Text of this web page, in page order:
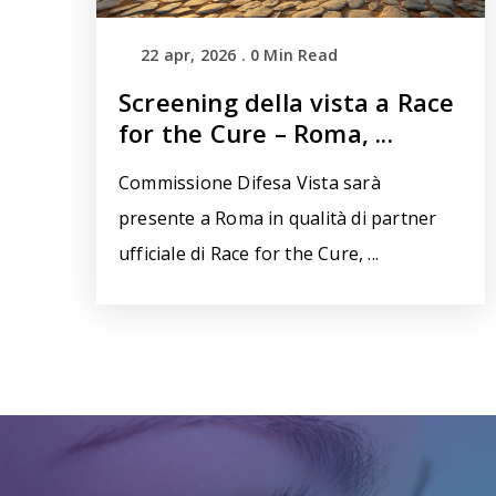
22 apr, 2026 . 0 Min Read
Screening della vista a Race
for the Cure – Roma, ...
Commissione Difesa Vista sarà
presente a Roma in qualità di partner
ufficiale di Race for the Cure, ...